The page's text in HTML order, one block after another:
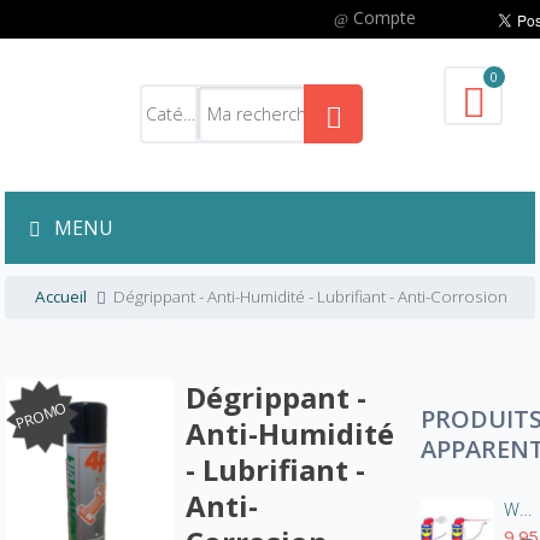
Compte
0
MENU
Accueil Dégrippant - Anti-Humidité - Lubrifiant - Anti-Corrosion
PROMO
Dégrippant -
Anti-Humidité
- Lubrifiant -
Anti-
WD40 - Spray 500ml bi-position